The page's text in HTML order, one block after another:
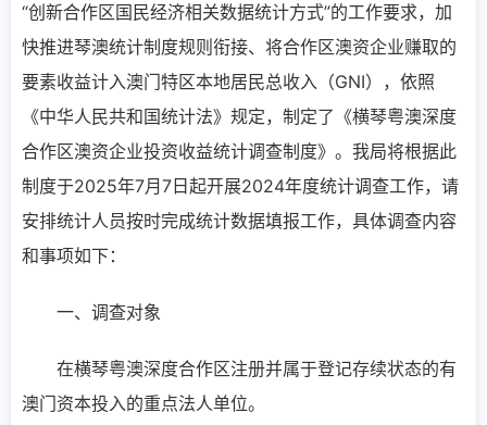
“创新合作区国民经济相关数据统计方式”的工作要求，加
快推进琴澳统计制度规则衔接、将合作区澳资企业赚取的
要素收益计入澳门特区本地居民总收入（GNI），依照
《中华人民共和国统计法》规定，制定了《横琴粤澳深度
合作区澳资企业投资收益统计调查制度》。我局将根据此
制度于2025年7月7日起开展2024年度统计调查工作，请
安排统计人员按时完成统计数据填报工作，具体调查内容
和事项如下：
一、调查对象
在横琴粤澳深度合作区注册并属于登记存续状态的有
澳门资本投入的重点法人单位。